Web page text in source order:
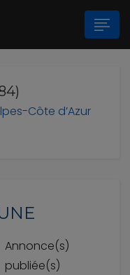
Côte d’Azur
Annonce(s)
publiée(s)